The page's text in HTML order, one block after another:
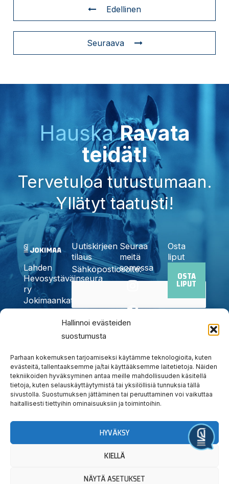
Hallinnoi evästeiden
suostumusta
Parhaan kokemuksen tarjoamiseksi käytämme teknologioita, kuten
evästeitä, tallentaaksemme ja/tai käyttääksemme laitetietoja. Näiden
tekniikoiden hyväksyminen antaa meille mahdollisuuden käsitellä
tietoja, kuten selauskäyttäytymistä tai yksilöllisiä tunnuksia tällä
sivustolla. Suostumuksen jättäminen tai peruuttaminen voi vaikuttaa
haitallisesti tiettyihin ominaisuuksiin ja toimintoihin.
HYVÄKSY
KIELLÄ
NÄYTÄ ASETUKSET
Edellinen
Seuraava
HauskaRavata
teidät!
Tervetuloa tutustumaan.
Yllätyt taatusti!
Lahden
Hevosystäväinseura
ry
Jokimaankatu
6, 15700
6440
info@jokimaanravit.fi
Toimisto
avoinna
arkisin
Uutiskirjeen
tilaus
Sähköpostiosoite:
Kyllä,
tilaan
Seuraa
meitä
somessa
I
s
r
a
m
F
c
o
k
X
t
t
e
r
Y
u
e
T
k
Osta
liput
OSTA
LIPUT
Järjestä tapahtuma